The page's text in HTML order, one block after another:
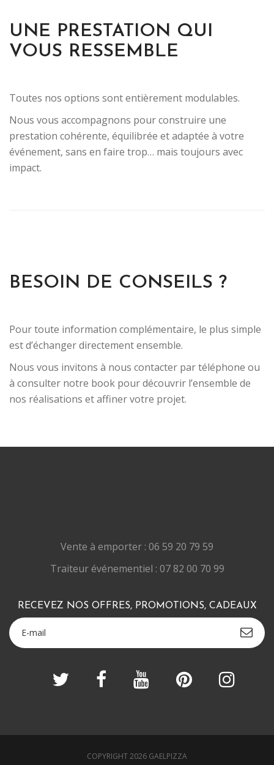
UNE PRESTATION QUI
VOUS RESSEMBLE
Toutes nos options sont entièrement modulables.
Nous vous accompagnons pour construire une
prestation cohérente, équilibrée et adaptée à votre
événement, sans en faire trop… mais toujours avec
impact.
BESOIN DE CONSEILS ?
Pour toute information complémentaire, le plus simple
est d’échanger directement ensemble.
Nous vous invitons à nous contacter par téléphone ou
à consulter notre book pour découvrir l’ensemble de
nos réalisations et affiner votre projet.
Vente à emporter : 06 59 20 79 59
Traiteur événementiel : 07 82 00 70 99
RECEVEZ NOS OFFRES, PROMOTIONS, CADEAUX
COPYRIGHT 2026 GAELPIZZA